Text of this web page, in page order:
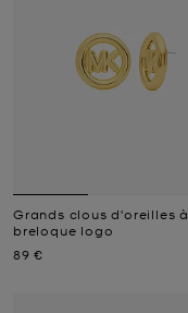
Grands clous d'oreilles à
breloque logo
Prix actuel
89 €